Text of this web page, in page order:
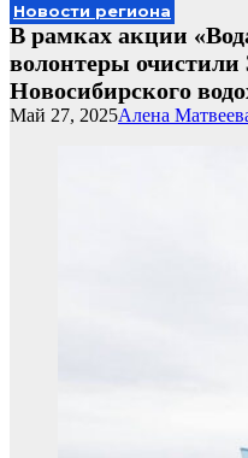
Новости региона
В рамках акции
волонтеры очистили
Новосибирского
Алена
Май 27, 2025